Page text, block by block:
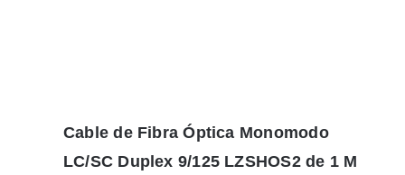
Cable de Fibra Óptica Monomodo
LC/SC Duplex 9/125 LZSHOS2 de 1 M